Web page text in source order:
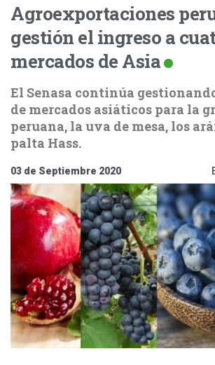
Agroexportaciones
gestión el ingreso a
mercados de Asia
El Senasa continúa
de mercados asiáticos para la
peruana, la uva de mesa, los
palta Hass.
03 de Septiembre 2020